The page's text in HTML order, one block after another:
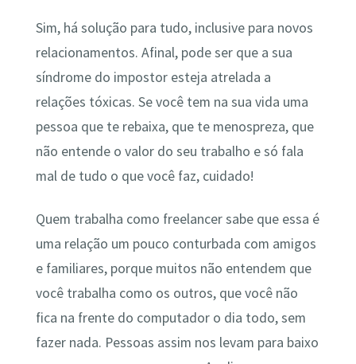
Sim, há solução para tudo, inclusive para novos
relacionamentos. Afinal, pode ser que a sua
síndrome do impostor esteja atrelada a
relações tóxicas. Se você tem na sua vida uma
pessoa que te rebaixa, que te menospreza, que
não entende o valor do seu trabalho e só fala
mal de tudo o que você faz, cuidado!
Quem trabalha como freelancer sabe que essa é
uma relação um pouco conturbada com amigos
e familiares, porque muitos não entendem que
você trabalha como os outros, que você não
fica na frente do computador o dia todo, sem
fazer nada. Pessoas assim nos levam para baixo